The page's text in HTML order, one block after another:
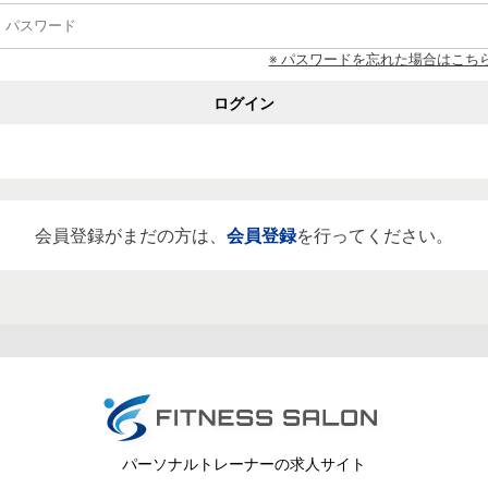
※ パスワードを忘れた場合はこち
ログイン
会員登録がまだの方は、 会員登録を行ってください。
パーソナルトレーナーの求人サイト